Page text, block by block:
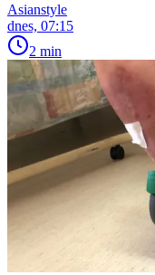
Asianstyle
dnes, 07:15
2 min